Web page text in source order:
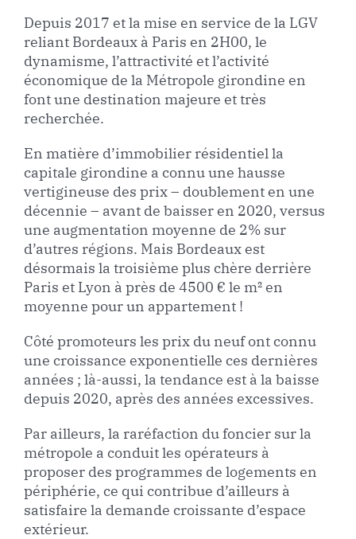
Depuis 2017 et la mise en service de la LGV
reliant Bordeaux à Paris en 2H00, le
dynamisme, l’attractivité et l’activité
économique de la Métropole girondine en
font une destination majeure et très
recherchée.
En matière d’immobilier résidentiel la
capitale girondine a connu une hausse
vertigineuse des prix – doublement en une
décennie – avant de baisser en 2020, versus
une augmentation moyenne de 2% sur
d’autres régions. Mais Bordeaux est
désormais la troisième plus chère derrière
Paris et Lyon à près de 4500 € le m² en
moyenne pour un appartement !
Côté promoteurs les prix du neuf ont connu
une croissance exponentielle ces dernières
années ; là-aussi, la tendance est à la baisse
depuis 2020, après des années excessives.
Par ailleurs, la raréfaction du foncier sur la
métropole a conduit les opérateurs à
proposer des programmes de logements en
périphérie, ce qui contribue d’ailleurs à
satisfaire la demande croissante d’espace
extérieur.